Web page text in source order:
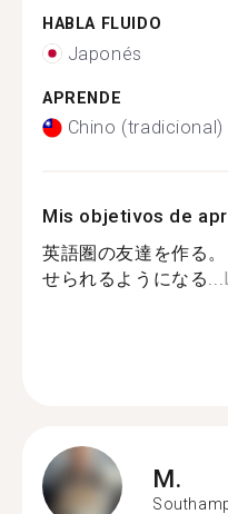
HABLA FLUIDO
Japonés
APRENDE
Chino (tradicional)
Mis objetivos de
英語圏の友達を作る
せられるようになる...
M.